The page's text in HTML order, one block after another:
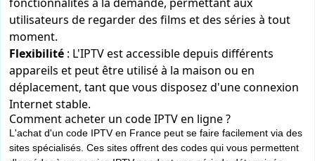
utilisateurs de regarder des films et des séries à tout
moment.
Flexibilité : L'IPTV est accessible depuis différents
appareils et peut être utilisé à la maison ou en
déplacement, tant que vous disposez d'une connexion
Internet stable.
Comment acheter un code IPTV en ligne ?
L'achat d'un code IPTV en France peut se faire facilement via des
sites spécialisés. Ces sites offrent des codes qui vous permettent